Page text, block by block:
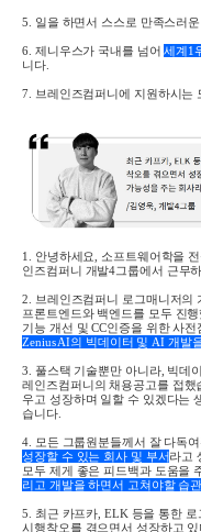
5. 일을 하면서 스스로 만족스러
6. 제니우스가 국내를 넘어세계1
니다.
7. 브레인즈컴퍼니에 지원하시는
1. 안녕하세요, 소프트웨어학을
인즈컴퍼니 개발4그룹에서 근무
2. 브레인즈컴퍼니 로그매니저의
프론트엔드와 백엔드를 모두 진
기능 개선 및 CC인증을 위한 사
Zenius AI의 빅데이터 및 AI 개발
3. 풀스택 기술뿐만 아니라, 빅데
레인즈컴퍼니의 채용공고를 접했
우고 성장하며 일할 수 있겠다는
습니다.
4. 모든 그룹원분들께서 잘 다독
성장할 수 있는 회사 및 부서라고
모두 제게 좋은 피드백과 도움을
리고 개발을 하면서 고쳐야할 습
5. 최근 카프카, ELK 등을 통한
시행착오를 겪으면서 성장하고